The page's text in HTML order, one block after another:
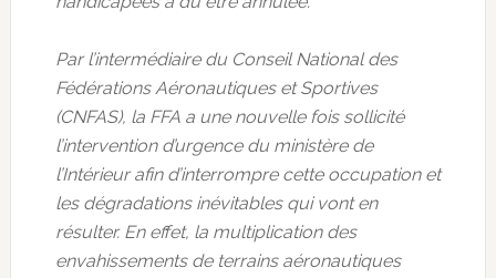
Par l’intermédiaire du Conseil National des
Fédérations Aéronautiques et Sportives
(CNFAS), la FFA a une nouvelle fois sollicité
l’intervention d’urgence du ministère de
l’Intérieur afin d’interrompre cette occupation et
les dégradations inévitables qui vont en
résulter. En effet, la multiplication des
envahissements de terrains aéronautiques